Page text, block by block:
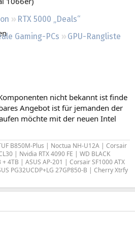
RTX 5000 „Deals“
Gaming-PCs
GPU-Rangliste
nicht bekannt ist finde
Angebot ist für jemanden der
möchte mit der neuen Intel
B850M-Plus | Noctua NH-U12A | Corsair
| Nvidia RTX 4090 FE | WD BLACK
+ 4TB | ASUS AP-201 | Corsair SF1000 ATX
PG32UCDP+LG 27GP850-B | Cherry Xtrfy